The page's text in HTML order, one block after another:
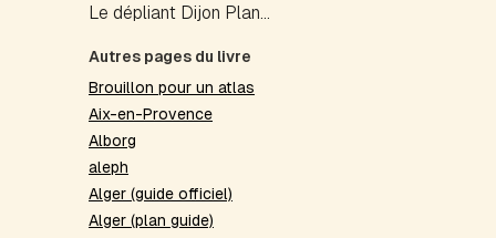
Le dépliant Dijon Plan...
Autres pages du livre
Brouillon pour un atlas
Aix-en-Provence
Alborg
aleph
Alger (guide officiel)
Alger (plan guide)